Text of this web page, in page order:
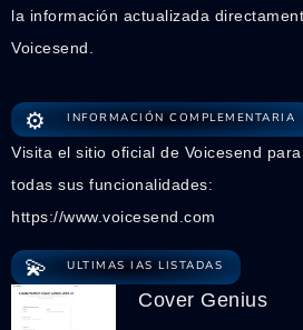
la información actualizada
Voicesend.
⚙️ INFORMACIÓN COMPLEMENTARIA
Visita el sitio oficial de Voicesend
todas sus funcionalidades:
https://www.voicesend.com
💫 ULTIMAS IAS LISTADAS
Cover Genius